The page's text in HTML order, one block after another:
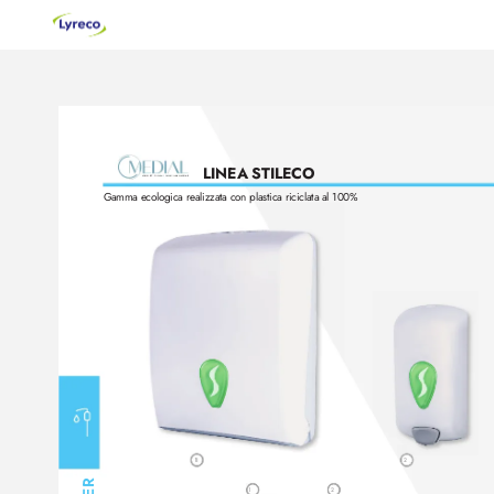
LINEA STILECO
2
Gamma ecologica realizzata con plastica riciclata al 100%
2